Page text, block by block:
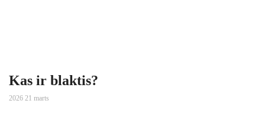
Kas ir blaktis?
2026 21 marts